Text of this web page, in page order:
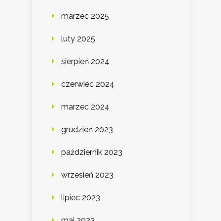
marzec 2025
luty 2025
sierpień 2024
czerwiec 2024
marzec 2024
grudzień 2023
październik 2023
wrzesień 2023
lipiec 2023